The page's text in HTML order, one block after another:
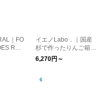
｜FO
RAC
シュ
イエノLabo．｜国産
杉で作ったりんご箱
収納や本棚に 選べる
４サイズ 【一部受注
6,270円～